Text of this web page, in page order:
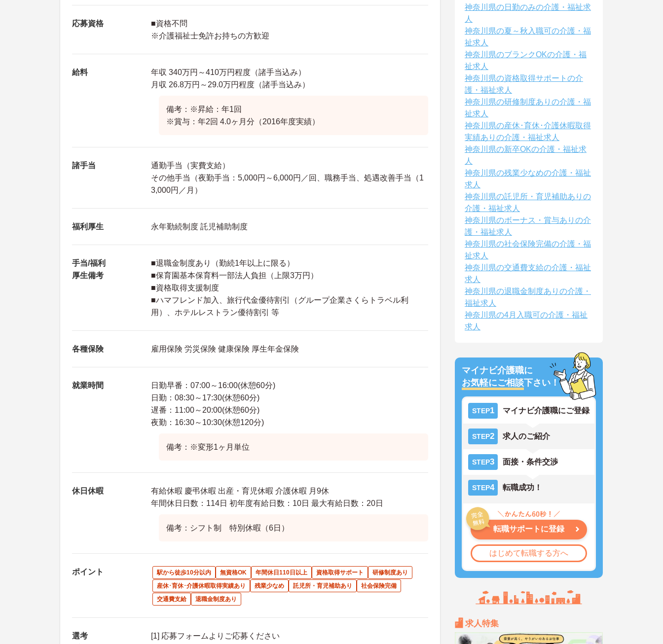
応募資格
■資格不問
※介護福祉士免許お持ちの方歓迎
給料
年収 340万円～410万円程度（諸手当込み）
月収 26.8万円～29.0万円程度（諸手当込み）
備考：※昇給：年1回
※賞与：年2回 4.0ヶ月分（2016年度実績）
諸手当
通勤手当（実費支給）
その他手当（夜勤手当：5,000円～6,000円／回、職務手当、処遇改善手当（1
3,000円／月）
福利厚生 永年勤続制度 託児補助制度
手当/福利
厚生備考
■退職金制度あり（勤続1年以上に限る）
■保育園基本保育料一部法人負担（上限3万円）
■資格取得支援制度
■ハマフレンド加入、旅行代金優待割引（グループ企業さくらトラベル利
用）、ホテルレストラン優待割引 等
各種保険 雇用保険 労災保険 健康保険 厚生年金保険
就業時間
日勤早番：07:00～16:00(休憩60分)
日勤：08:30～17:30(休憩60分)
遅番：11:00～20:00(休憩60分)
夜勤：16:30～10:30(休憩120分)
備考：※変形1ヶ月単位
休日休暇
有給休暇 慶弔休暇 出産・育児休暇 介護休暇 月9休
年間休日日数：114日 初年度有給日数：10日 最大有給日数：20日
備考：シフト制 特別休暇（6日）
ポイント 駅から徒歩10分以内 無資格OK 年間休日110日以上 資格取得サポート
研修制度あり
産休･育休･介護休暇取得実績あり
残業少なめ 託児所・育児補助あり
社会保険完備
交通費支給
退職金制度あり
選考 [1] 応募フォームよりご応募ください
神奈川県の日勤のみの介護・福祉求
人
神奈川県の夏～秋入職可の介護・福
祉求人
神奈川県のブランクOKの介護・福
祉求人
神奈川県の資格取得サポートの介
護・福祉求人
神奈川県の研修制度ありの介護・福
祉求人
神奈川県の産休･育休･介護休暇取得
実績ありの介護・福祉求人
神奈川県の新卒OKの介護・福祉求
人
神奈川県の残業少なめの介護・福祉
求人
神奈川県の託児所・育児補助ありの
介護・福祉求人
神奈川県のボーナス・賞与ありの介
護・福祉求人
神奈川県の社会保険完備の介護・福
祉求人
神奈川県の交通費支給の介護・福祉
求人
神奈川県の退職金制度ありの介護・
福祉求人
神奈川県の4月入職可の介護・福祉
求人
マイナビ介護職に
お気軽にご相談下さい！
STEP1 マイナビ介護職にご登録
STEP2 求人のご紹介
STEP3 面接・条件交渉
STEP4 転職成功！
転職サポートに登録
はじめて転職する方へ
求人特集